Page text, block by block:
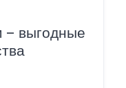
– выгодные